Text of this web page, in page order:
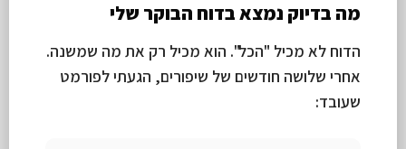
מה בדיוק נמצא בדוח הבוקר שלי
הדוח לא מכיל "הכל". הוא מכיל רק את מה שמשנה.
אחרי שלושה חודשים של שיפורים, הגעתי לפורמט
שעובד: